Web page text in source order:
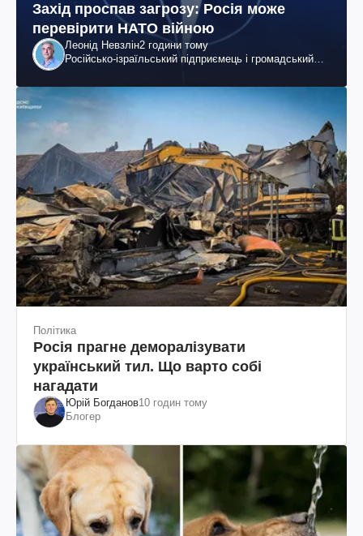
Захід проспав загрозу: Росія може
перевірити НАТО війною
Леонід Невзлін2 години тому
Російсько-ізраїльський підприємець і громадський
Політика
Росія прагне деморалізувати
український тил. Що варто собі
нагадати
Юрій Богданов10 годин тому
Блогер